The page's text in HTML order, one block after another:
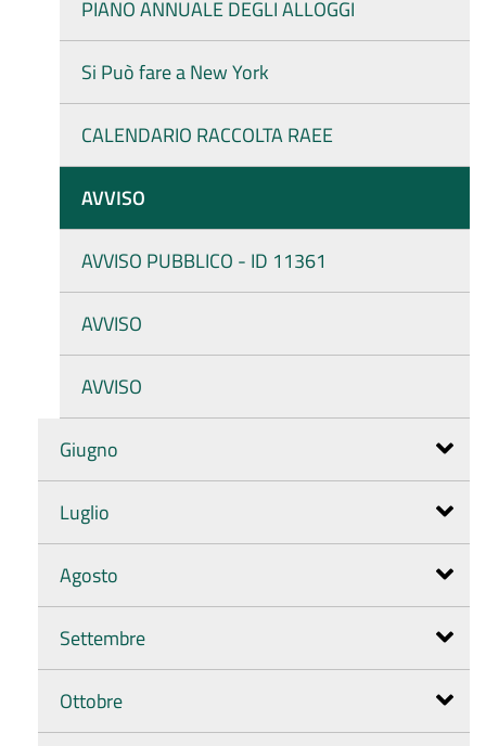
PIANO ANNUALE DEGLI ALLOGGI
Si Può fare a New York
CALENDARIO RACCOLTA RAEE
AVVISO
AVVISO PUBBLICO - ID 11361
AVVISO
AVVISO
Giugno
Luglio
Agosto
Settembre
Ottobre